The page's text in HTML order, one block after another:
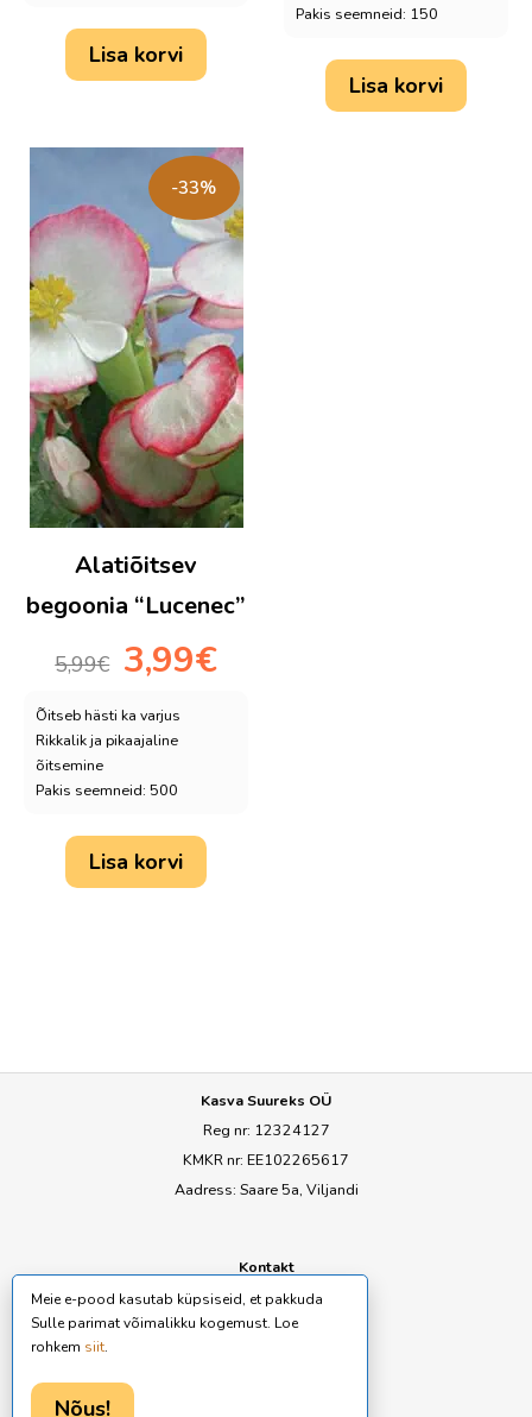
Lisa korvi
Pakis seemneid: 150
Lisa korvi
-33%
Alatiõitsev
begoonia “Lucenec”
5,99€
Algne
hind
5,99€.
3,99€Praegune
hind
Õitseb hästi ka varjus
Rikkalik ja pikaajaline
õitsemine
Pakis seemneid: 500
Lisa korvi
Kasva Suureks OÜ
Reg nr: 12324127
KMKR nr: EE102265617
Aadress: Saare 5a, Viljandi
Kontakt
E-mail:ly@seemned.ee
Meie e-pood kasutab küpsiseid, et pakkuda
Sulle parimat võimalikku kogemust. Loe
rohkem siit.
Nõus!